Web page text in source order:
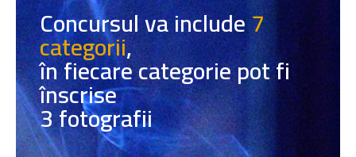
Concursul va include7
categorii,
în fiecare categorie pot fi
înscrise
3 fotografii